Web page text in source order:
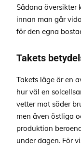
Sådana översikter
innan man går
för den egna
Takets
Takets läge är en
hur väl en
vetter mot söder
men även östliga
produktion
under dagen. För